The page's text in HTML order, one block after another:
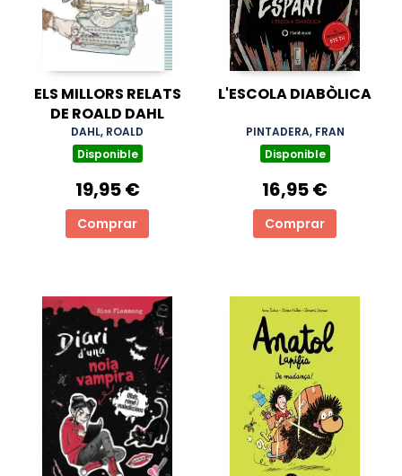
ELS MILLORS RELATS
DE ROALD DAHL
DAHL, ROALD
Disponible
19,95 €
Comprar
L'ESCOLA DIABÒLICA
PINTADERA, FRAN
Disponible
16,95 €
Comprar